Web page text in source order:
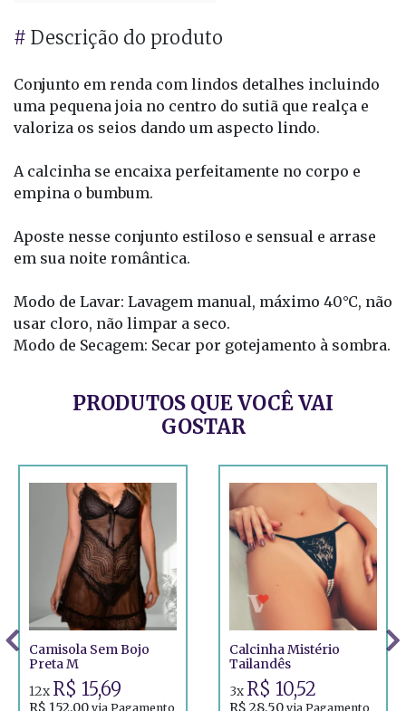
# Descrição do produto
Conjunto em renda com lindos detalhes incluindo
uma pequena joia no centro do sutiã que realça e
valoriza os seios dando um aspecto lindo.
A calcinha se encaixa perfeitamente no corpo e
empina o bumbum.
Aposte nesse conjunto estiloso e sensual e arrase
em sua noite romântica.
Modo de Lavar: Lavagem manual, máximo 40°C, não
usar cloro, não limpar a seco.
Modo de Secagem: Secar por gotejamento à sombra.
PRODUTOS QUE VOCÊ VAI
GOSTAR
Camisola Sem Bojo
Preta M
12x R$ 15,69
R$ 152,00 via Pagamento
Calcinha Mistério
Tailandês
3x R$ 10,52
R$ 28,50 via Pagamento